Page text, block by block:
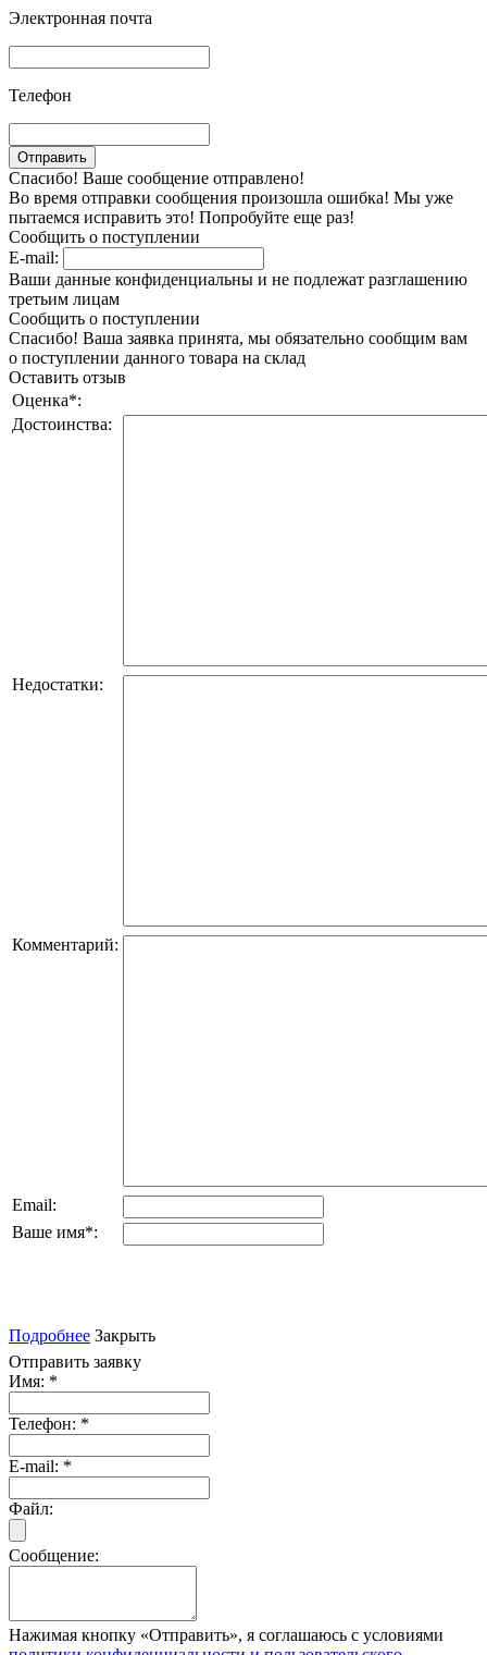
Электронная почта
Телефон
Спасибо! Ваше сообщение отправлено!
Во время отправки сообщения произошла ошибка! Мы уже
пытаемся исправить это! Попробуйте еще раз!
Сообщить о поступлении
E-mail:
Ваши данные конфиденциальны и не подлежат разглашению
третьим лицам
Сообщить о поступлении
Спасибо! Ваша заявка принята, мы обязательно сообщим вам
о поступлении данного товара на склад
Оставить отзыв
Оценка*:
Достоинства:
Недостатки:
Комментарий:
Email:
Ваше имя*:
Подробнее Закрыть
Отправить заявку
Имя: *
Телефон: *
E-mail: *
Файл:
Сообщение:
Нажимая кнопку «Отправить», я соглашаюсь с условиями